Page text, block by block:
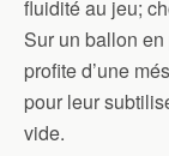
fluidité au jeu;
Sur un ballon
profite d’une
pour leur
vide.